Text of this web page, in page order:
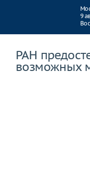
9
РАН
возможных